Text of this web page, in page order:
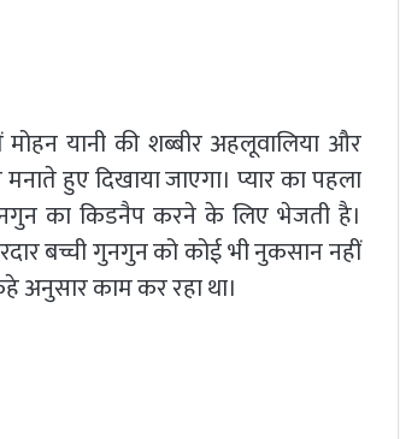
यानी की शब्बीर अहलूवालिया और
हुए दिखाया जाएगा। प्यार का पहला
का किडनैप करने के लिए भेजती है।
बच्ची गुनगुन को कोई भी नुकसान नहीं
अनुसार काम कर रहा था।